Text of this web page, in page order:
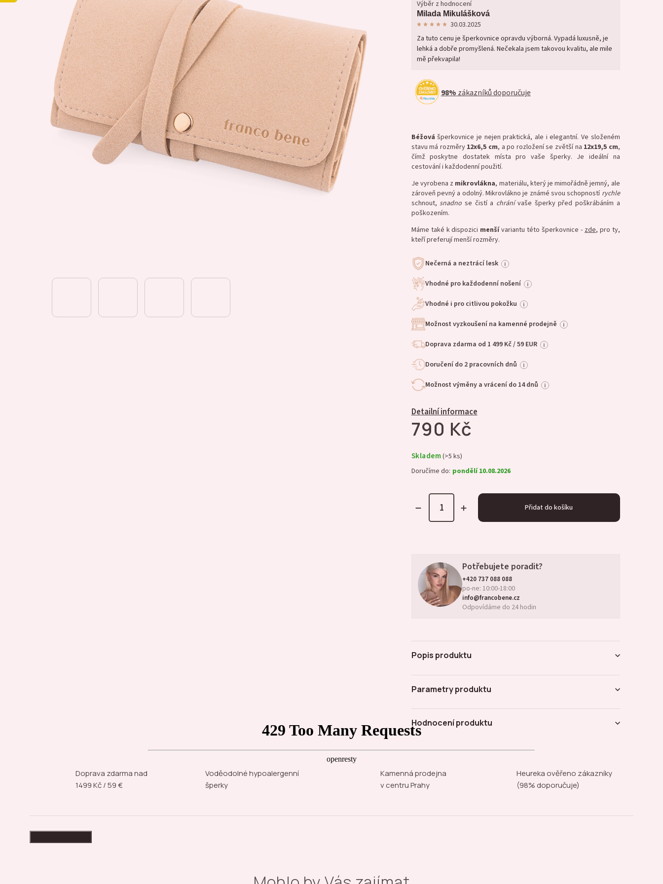
Výběr z hodnocení
Milada Mikulášková
30.03.2025
Za tuto cenu je šperkovnice opravdu výborná. Vypadá luxusně, je
lehká a dobře promyšlená. Nečekala jsem takovou kvalitu, ale mile
mě překvapila!
98% zákazníků doporučuje
790 Kč
Béžová šperkovnice je nejen praktická, ale i elegantní. Ve složeném
stavu má rozměry 12x6,5 cm, a po rozložení se zvětší na 12x19,5 cm,
čímž poskytne dostatek místa pro vaše šperky. Je ideální na
cestování i každodenní použití.
Je vyrobena z mikrovlákna, materiálu, který je mimořádně jemný, ale
zároveň pevný a odolný. Mikrovlákno je známé svou schopností rychle
schnout, snadno se čistí a chránívaše šperky před poškrábáním a
poškozením.
Máme také k dispozici menšívariantu této šperkovnice - zde, pro ty,
kteří preferují menší rozměry.
Nečerná a neztrácí lesk i
Vhodné pro každodenní nošení i
Vhodné i pro citlivou pokožku i
Možnost vyzkoušení na kamenné prodejně i
Doprava zdarma od 1 499 Kč / 59 EUR i
Doručení do 2 pracovních dnů i
Možnost výměny a vrácení do 14 dnů i
Detailní informace
Skladem(>5 ks)
Doručíme do: pondělí 10.08.2026
Přidat do košíku
Potřebujete poradit?
+420 737 088 088
po-ne: 10:00-18:00
info@francobene.cz
Odpovídáme do 24 hodin
Popis produktu
Parametry produktu
Hodnocení produktu
Doprava zdarma nad
1499 Kč / 59 €
Voděodolné hypoalergenní
šperky
Kamenná prodejna
v centru Prahy
Heureka ověřeno zákazníky
(98% doporučuje)